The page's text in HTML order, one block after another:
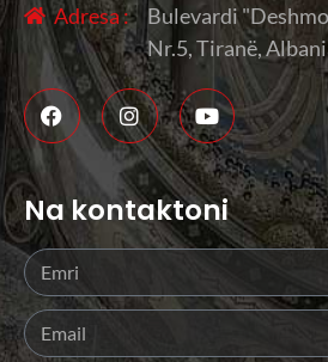
Adresa :
Bulevardi
Nr.5, Tiranë,
Na kontaktoni